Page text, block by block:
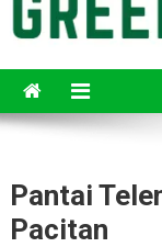
Pantai
Pacitan